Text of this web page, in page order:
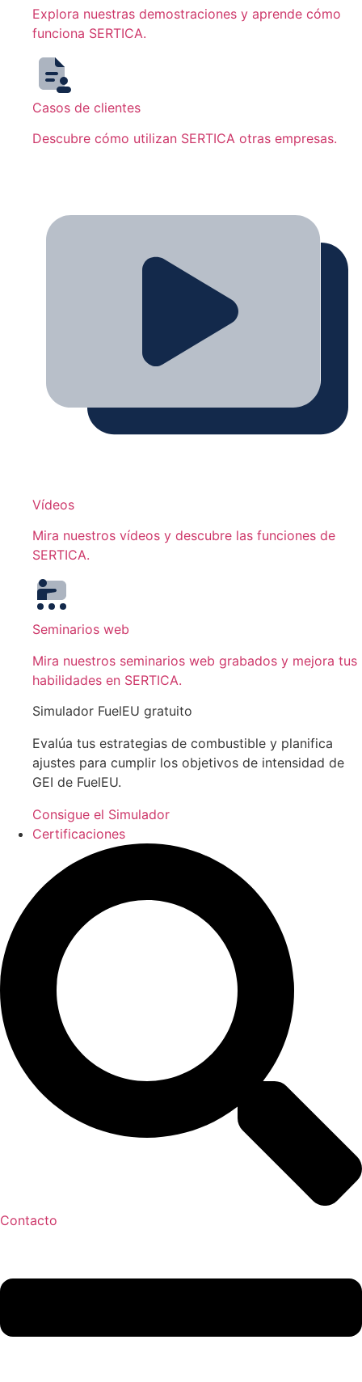
Explora nuestras demostraciones y aprende cómo
funciona SERTICA.
Casos de clientes
Descubre cómo utilizan SERTICA otras empresas.
Vídeos
Mira nuestros vídeos y descubre las funciones de
SERTICA.
Seminarios web
Mira nuestros seminarios web grabados y mejora tus
habilidades en SERTICA.
Simulador FuelEU gratuito
Evalúa tus estrategias de combustible y planifica
ajustes para cumplir los objetivos de intensidad de
GEI de FuelEU.
Consigue el Simulador
Certificaciones
Contacto